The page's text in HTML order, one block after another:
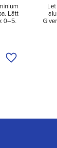
Lätt
0–5.
Tilføj til